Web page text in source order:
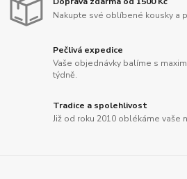
Nakupte své oblíbené kousky a
Pečlivá expedice
Vaše objednávky balíme s
týdně.
Tradice a spolehlivost
Již od roku 2010 oblékáme vaše